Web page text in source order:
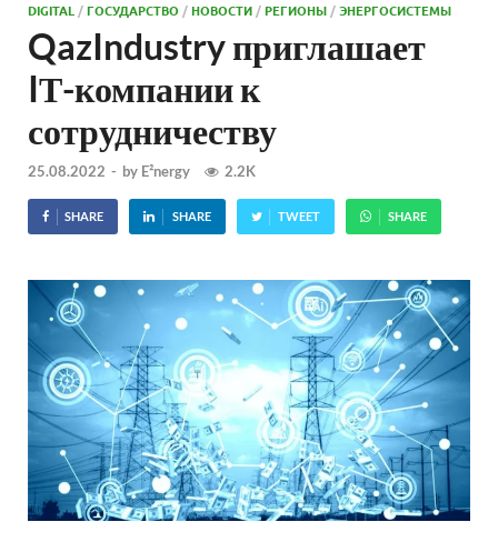
DIGITAL /ГОСУДАРСТВО /НОВОСТИ /РЕГИОНЫ /ЭНЕРГОСИСТЕМЫ
QazIndustry приглашает
IТ-компании к
сотрудничеству
25.08.2022 - by E²nergy 2.2K
SHARE SHARE TWEET SHARE